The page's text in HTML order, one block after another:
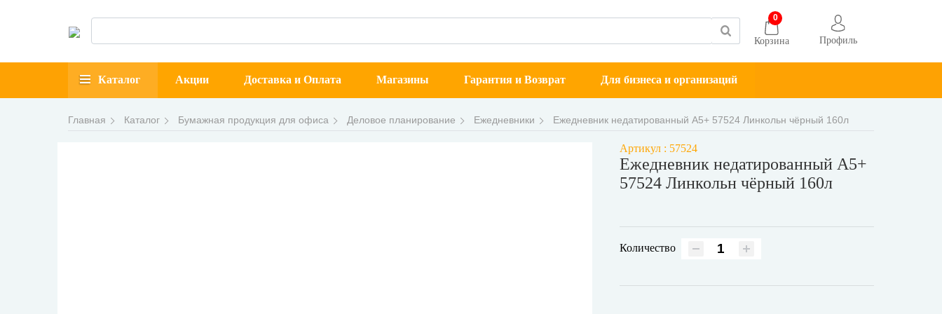
0
Корзина Профиль
Каталог Акции Доставка и Оплата Магазины Гарантия и Возврат Для бизнеса и организаций
Главная Каталог Бумажная продукция для офиса Деловое планирование Ежедневники Ежедневник недатированный А5+ 57524 Линкольн чёрный 160л
Артикул : 57524
Ежедневник недатированный А5+
57524 Линкольн чёрный 160л
Количество